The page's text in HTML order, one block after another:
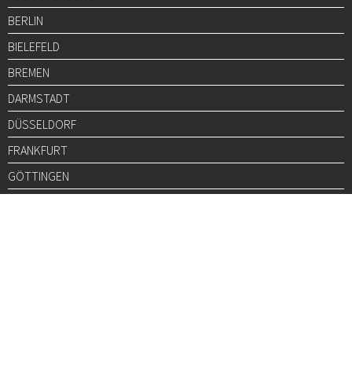
BERLIN
BIELEFELD
BREMEN
DARMSTADT
DÜSSELDORF
FRANKFURT
GÖTTINGEN